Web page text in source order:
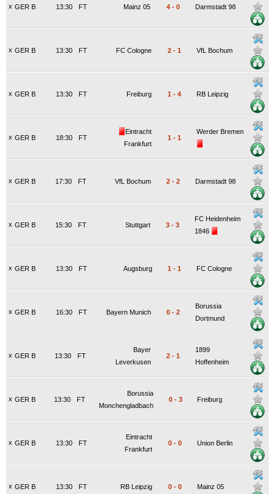
x GER B FT
13:30 Mainz 05 4 - 0 Darmstadt 98
x GER B FT
13:30 FC Cologne 2 - 1 VfL Bochum
x GER B FT
13:30 Freiburg 1 - 4 RB Leipzig
x GER B FT
18:30
Eintracht
Frankfurt
1 - 1
Werder Bremen
x GER B FT
17:30 VfL Bochum 2 - 2 Darmstadt 98
x GER B FT
15:30 Stuttgart 3 - 3
FC Heidenheim
1846
x GER B FT
13:30 Augsburg 1 - 1 FC Cologne
x GER B FT
16:30 Bayern Munich 0 - 2
Borussia
Dortmund
x GER B FT
13:30
Bayer
Leverkusen
2 - 1
1899
Hoffenheim
x GER B FT
13:30
Borussia
Monchengladbach
0 - 3 Freiburg
x GER B FT
13:30
Eintracht
Frankfurt
0 - 0 Union Berlin
x GER B FT
13:30 RB Leipzig 0 - 0 Mainz 05